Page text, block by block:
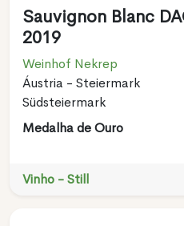
Sauvignon Blanc
2019
Weinhof Nekrep
Áustria - Steiermark
Südsteiermark
Medalha de Ouro
Vinho - Still